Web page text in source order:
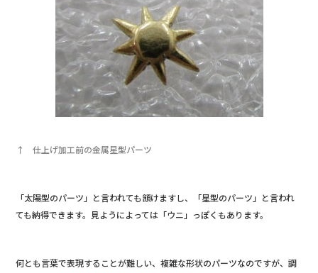
↑ 仕上げ加工前の金属星型パーツ
「太陽型のパーツ」と言われても頷けますし、「星型のパーツ」と言われ
ても納得できます。見ようによっては「ウニ」っぽくもあります。
何とも言葉で表現することが難しい、複雑な形状のパーツなのですが、調